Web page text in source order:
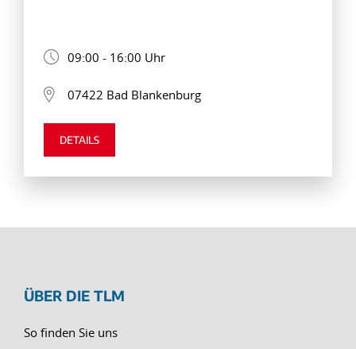
09:00 - 16:00 Uhr
07422 Bad Blankenburg
DETAILS
ÜBER DIE TLM
So finden Sie uns